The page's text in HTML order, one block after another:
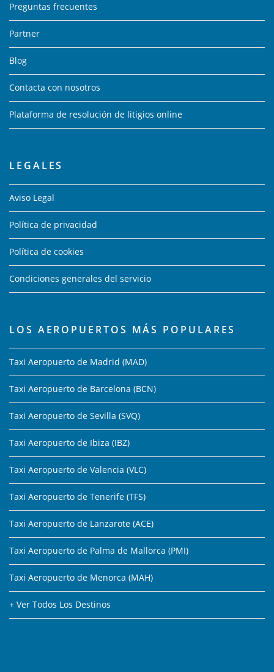
Preguntas frecuentes
Partner
Blog
Contacta con nosotros
Plataforma de resolución de litigios online
LEGALES
Aviso Legal
Política de privacidad
Política de cookies
Condiciones generales del servicio
LOS AEROPUERTOS MÁS POPULARES
Taxi Aeropuerto de Madrid (MAD)
Taxi Aeropuerto de Barcelona (BCN)
Taxi Aeropuerto de Sevilla (SVQ)
Taxi Aeropuerto de Ibiza (IBZ)
Taxi Aeropuerto de Valencia (VLC)
Taxi Aeropuerto de Tenerife (TFS)
Taxi Aeropuerto de Lanzarote (ACE)
Taxi Aeropuerto de Palma de Mallorca (PMI)
Taxi Aeropuerto de Menorca (MAH)
+ Ver Todos Los Destinos